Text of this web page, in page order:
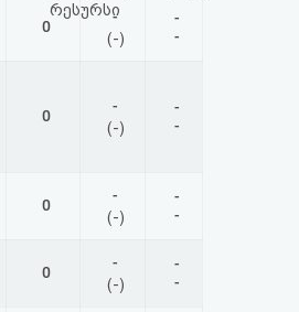
0
-
(-)
-
-
0
-
(-)
-
-
0
-
(-)
-
-
0
-
(-)
-
-
რესურსი